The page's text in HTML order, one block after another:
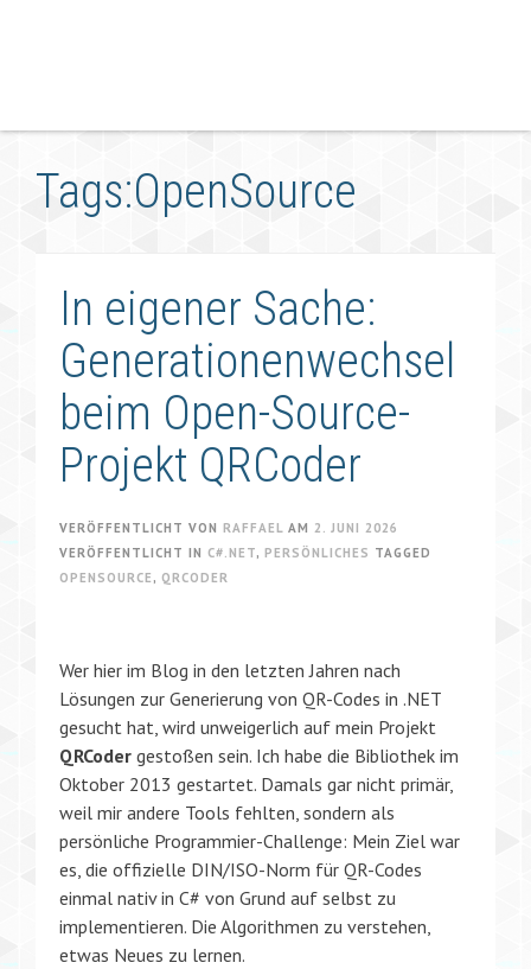
Tags:OpenSource
In eigener Sache:
Generationenwechsel
beim Open-Source-
Projekt QRCoder
VERÖFFENTLICHT VON RAFFAEL AM 2. JUNI 2026
VERÖFFENTLICHT IN C#.NET, PERSÖNLICHES TAGGED
OPENSOURCE , QRCODER
Wer hier im Blog in den letzten Jahren nach
Lösungen zur Generierung von QR-Codes in .NET
gesucht hat, wird unweigerlich auf mein Projekt
QRCoder gestoßen sein. Ich habe die Bibliothek im
Oktober 2013 gestartet. Damals gar nicht primär,
weil mir andere Tools fehlten, sondern als
persönliche Programmier-Challenge: Mein Ziel war
es, die offizielle DIN/ISO-Norm für QR-Codes
einmal nativ in C# von Grund auf selbst zu
implementieren. Die Algorithmen zu verstehen,
etwas Neues zu lernen.